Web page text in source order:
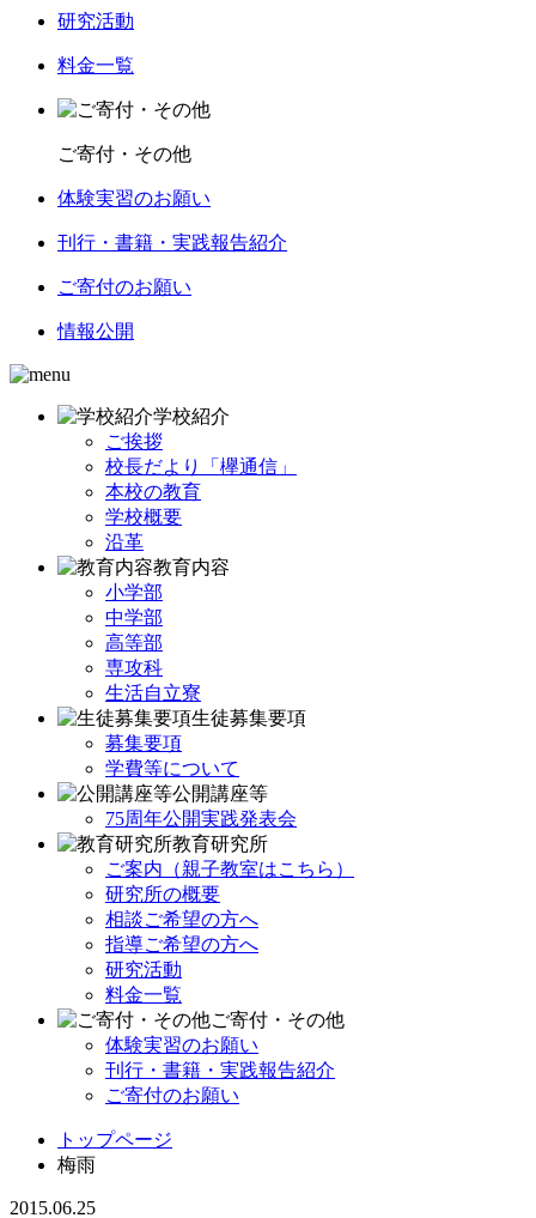
研究活動
料金一覧
ご寄付・その他
体験実習のお願い
刊行・書籍・実践報告紹介
ご寄付のお願い
情報公開
学校紹介
ご挨拶
校長だより「欅通信」
本校の教育
学校概要
沿革
教育内容
小学部
中学部
高等部
専攻科
生活自立寮
生徒募集要項
募集要項
学費等について
公開講座等
75周年公開実践発表会
教育研究所
ご案内（親子教室はこちら）
研究所の概要
相談ご希望の方へ
指導ご希望の方へ
研究活動
料金一覧
ご寄付・その他
体験実習のお願い
刊行・書籍・実践報告紹介
ご寄付のお願い
トップページ
梅雨
2015.06.25